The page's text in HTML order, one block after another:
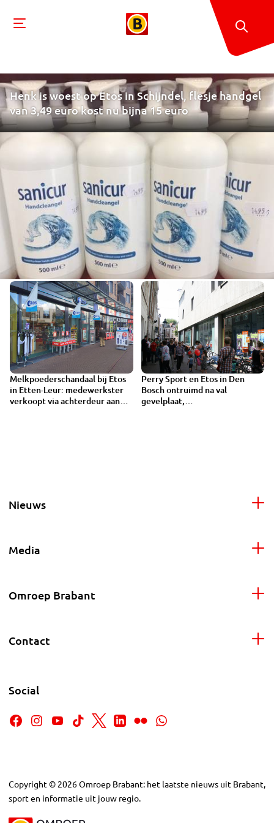
Henk is woest op Etos in Schijndel, flesje handgel
van 3,49 euro kost nu bijna 15 euro
Melkpoederschandaal bij Etos
in Etten-Leur: medewerkster
verkoopt via achterdeur aan
1:16
Perry Sport en Etos in Den
Bosch ontruimd na val
gevelplaat,
Nieuws
Media
Omroep Brabant
Contact
Social
Copyright © 2026Omroep Brabant: het laatste nieuws uit Brabant,
sport en informatie uit jouw regio.